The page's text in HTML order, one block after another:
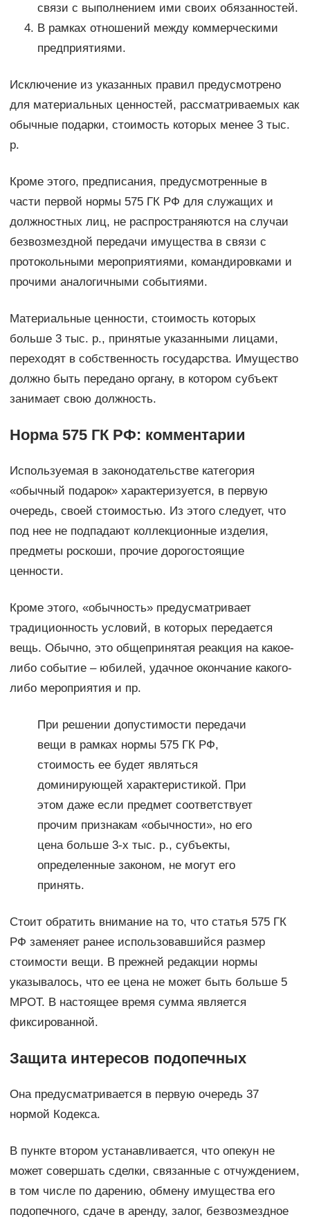
связи с выполнением ими своих обязанностей.
В рамках отношений между коммерческими
предприятиями.
Исключение из указанных правил предусмотрено
для материальных ценностей, рассматриваемых как
обычные подарки, стоимость которых менее 3 тыс.
р.
Кроме этого, предписания, предусмотренные в
части первой нормы 575 ГК РФ для служащих и
должностных лиц, не распространяются на случаи
безвозмездной передачи имущества в связи с
протокольными мероприятиями, командировками и
прочими аналогичными событиями.
Материальные ценности, стоимость которых
больше 3 тыс. р., принятые указанными лицами,
переходят в собственность государства. Имущество
должно быть передано органу, в котором субъект
занимает свою должность.
Норма 575 ГК РФ: комментарии
Используемая в законодательстве категория
«обычный подарок» характеризуется, в первую
очередь, своей стоимостью. Из этого следует, что
под нее не подпадают коллекционные изделия,
предметы роскоши, прочие дорогостоящие
ценности.
Кроме этого, «обычность» предусматривает
традиционность условий, в которых передается
вещь. Обычно, это общепринятая реакция на какое-
либо событие – юбилей, удачное окончание какого-
либо мероприятия и пр.
При решении допустимости передачи
вещи в рамках нормы 575 ГК РФ,
стоимость ее будет являться
доминирующей характеристикой. При
этом даже если предмет соответствует
прочим признакам «обычности», но его
цена больше 3-х тыс. р., субъекты,
определенные законом, не могут его
принять.
Стоит обратить внимание на то, что статья 575 ГК
РФ заменяет ранее использовавшийся размер
стоимости вещи. В прежней редакции нормы
указывалось, что ее цена не может быть больше 5
МРОТ. В настоящее время сумма является
фиксированной.
Защита интересов подопечных
Она предусматривается в первую очередь 37
нормой Кодекса.
В пункте втором устанавливается, что опекун не
может совершать сделки, связанные с отчуждением,
в том числе по дарению, обмену имущества его
подопечного, сдаче в аренду, залог, безвозмездное